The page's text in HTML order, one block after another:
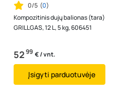
0/5 (0)
Kompozitinis dujų balionas (tara)
GRILLGAS, 12 L, 5 kg, 606451
5299 € / vnt.
Įsigyti parduotuvėje